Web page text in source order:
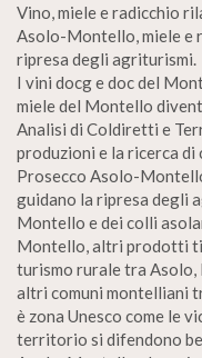
Vino, miele e radicchio
Asolo-Montello, miele e
ripresa degli agriturismi.
I vini docg e doc del
miele del Montello
Analisi di Coldiretti e
produzioni e la ricerca
Prosecco Asolo-
guidano la ripresa degli
Montello e dei colli
Montello, altri prodotti
turismo rurale tra Asolo,
altri comuni montelliani
è zona Unesco come le
territorio si difendono